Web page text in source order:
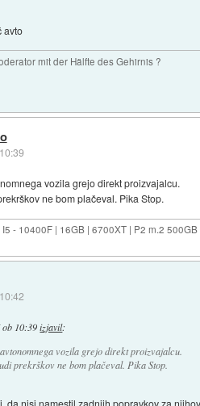
avto
mit der Hälfte des Gehirnis ?
vozila grejo direkt proizvajalcu.
ne bom plačeval. Pika Stop.
- 10400F | 16GB | 6700XT | P2 m.2 500GB
ob 10:39 izjavil:
vozila grejo direkt proizvajalcu.
prekrškov ne bom plačeval. Pika Stop.
da nisi namestil zadnjih popravkov za